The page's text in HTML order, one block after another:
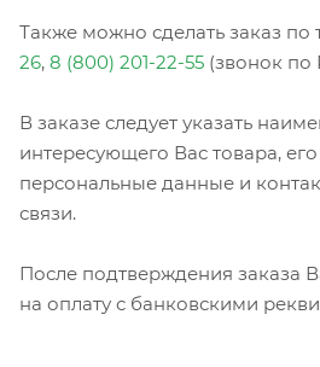
Также можно сделать заказ по
26, 8 (800) 201-22-55 (звонок по
В заказе следует указать
интересующего Вас товара,
персональные данные и
связи.
После подтверждения заказа
на оплату с банковскими